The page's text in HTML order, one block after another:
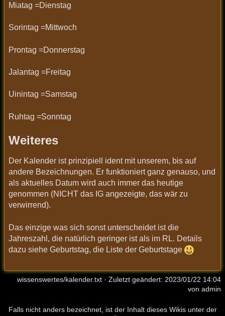
Miatag =Dienstag
Sorintag =Mittwoch
Prontag =Donnerstag
Jalantag =Freitag
Uinintag =Samstag
Ruhtag =Sonntag
Weiteres
Der Kalender ist prinzipiell ident mit unserem, bis auf
andere Bezeichnungen. Er funktioniert ganz genauso, und
als aktuelles Datum wird auch immer das heutige
genommen (NICHT das IG angezeigte, das wär zu
verwirrend).
Das einzige was sich sonst unterscheidet ist die
Jahreszahl, die natürlich geringer ist als im RL. Details
dazu siehe Geburtstag, die Liste der Geburtstage
wissenswertes/kalender.txt · Zuletzt geändert: 2023/01/22 14:04
von admin
Falls nicht anders bezeichnet, ist der Inhalt dieses Wikis unter der